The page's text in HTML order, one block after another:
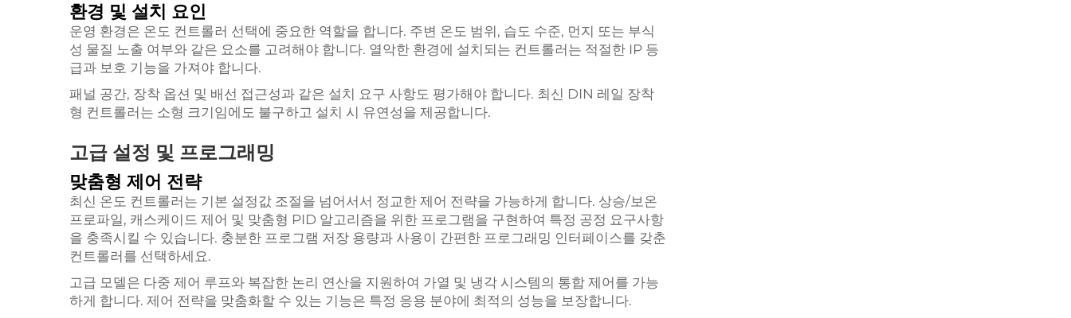
환경 및 설치 요인
운영 환경은 온도 컨트롤러 선택에 중요한 역할을 합니다. 주변 온도 범위, 습도 수준, 먼지 또는 부식
성 물질 노출 여부와 같은 요소를 고려해야 합니다. 열악한 환경에 설치되는 컨트롤러는 적절한 IP 등
급과 보호 기능을 가져야 합니다.
패널 공간, 장착 옵션 및 배선 접근성과 같은 설치 요구 사항도 평가해야 합니다. 최신 DIN 레일 장착
형 컨트롤러는 소형 크기임에도 불구하고 설치 시 유연성을 제공합니다.
고급 설정 및 프로그래밍
맞춤형 제어 전략
최신 온도 컨트롤러는 기본 설정값 조절을 넘어서서 정교한 제어 전략을 가능하게 합니다. 상승/보온
프로파일, 캐스케이드 제어 및 맞춤형 PID 알고리즘을 위한 프로그램을 구현하여 특정 공정 요구사항
을 충족시킬 수 있습니다. 충분한 프로그램 저장 용량과 사용이 간편한 프로그래밍 인터페이스를 갖춘
컨트롤러를 선택하세요.
고급 모델은 다중 제어 루프와 복잡한 논리 연산을 지원하여 가열 및 냉각 시스템의 통합 제어를 가능
하게 합니다. 제어 전략을 맞춤화할 수 있는 기능은 특정 응용 분야에 최적의 성능을 보장합니다.